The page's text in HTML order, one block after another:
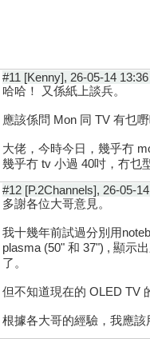
#11 [Kenny], 26-05-14 13:36
哈哈！ 又係紙上談兵。
應該係問 Mon 同 TV 有乜
大佬，今時今日，幾乎冇
幾乎冇 tv 小過 40吋，冇乜
#12 [P.2Channels], 26-05-
多謝各位大哥意見。
我十幾年前試過分別用
plasma (50" 和 37") , 顯示
了。
但不知道現在的 OLED TV
根據各大哥的經驗，我應